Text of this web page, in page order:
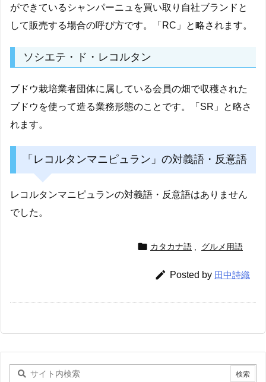
ができているシャンパーニュを買い取り自社ブランドと
して販売する場合の呼び方です。「RC」と略されます。
ソシエテ・ド・レコルタン
ブドウ栽培業者団体に属している会員の畑で収穫された
ブドウを使って造る業務形態のことです。「SR」と略さ
れます。
「レコルタンマニピュラン」の対義語・反意語
レコルタンマニピュランの対義語・反意語はありません
でした。
 カタカナ語 グルメ用語
 Posted by 田中詩織